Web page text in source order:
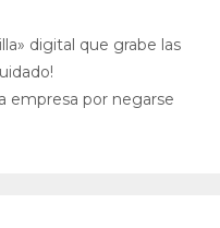
digital que grabe las
empresa por negarse